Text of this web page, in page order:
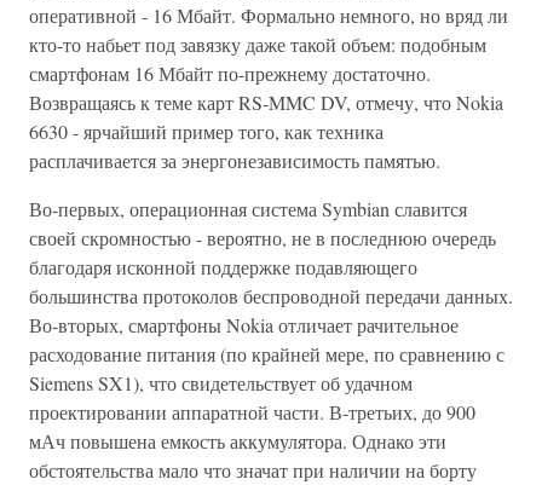
оперативной - 16 Мбайт. Формально немного, но вряд ли
кто-то набьет под завязку даже такой объем: подобным
смартфонам 16 Мбайт по-прежнему достаточно.
Возвращаясь к теме карт RS-MMC DV, отмечу, что Nokia
6630 - ярчайший пример того, как техника
расплачивается за энергонезависимость памятью.
Во-первых, операционная система Symbian славится
своей скромностью - вероятно, не в последнюю очередь
благодаря исконной поддержке подавляющего
большинства протоколов беспроводной передачи данных.
Во-вторых, смартфоны Nokia отличает рачительное
расходование питания (по крайней мере, по сравнению с
Siemens SX1), что свидетельствует об удачном
проектировании аппаратной части. В-третьих, до 900
мАч повышена емкость аккумулятора. Однако эти
обстоятельства мало что значат при наличии на борту